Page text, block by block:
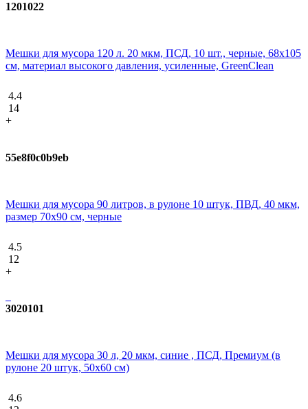
1201022
Мешки для мусора 120 л. 20 мкм, ПСД, 10 шт., черные, 68х105
см, материал высокого давления, усиленные, GreenClean
4.4
14
+
55e8f0c0b9eb
Мешки для мусора 90 литров, в рулоне 10 штук, ПВД, 40 мкм,
размер 70х90 см, черные
4.5
12
+
3020101
Мешки для мусора 30 л, 20 мкм, синие , ПСД, Премиум (в
рулоне 20 штук, 50х60 см)
4.6